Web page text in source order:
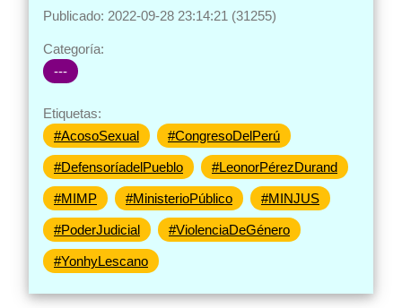
Publicado: 2022-09-28 23:14:21 (31255)
Categoría:
---
Etiquetas:
#AcosoSexual
#CongresoDelPerú
#DefensoríadelPueblo #LeonorPérezDurand
#MIMP #MinisterioPúblico #MINJUS
#PoderJudicial #ViolenciaDeGénero
#YonhyLescano